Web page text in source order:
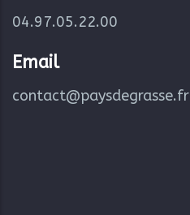
04.97.05.22.00
Email
contact@paysdegrasse.fr